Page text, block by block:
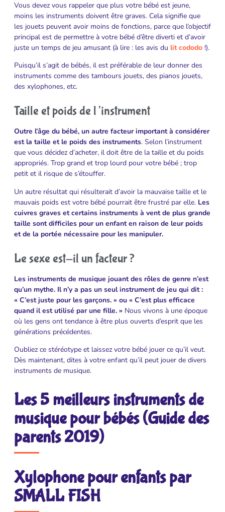
Vous devez vous rappeler que plus votre bébé est jeune,
moins les instruments doivent être graves. Cela signifie que
les jouets peuvent avoir moins de fonctions, parce que l’objectif
principal est de permettre à votre bébé d’être diverti et d’avoir
juste un temps de jeu amusant (à lire : les avis du lit cododo !).
Puisqu’il s’agit de bébés, il est préférable de leur donner des
instruments comme des tambours jouets, des pianos jouets,
des xylophones, etc.
Taille et poids de l’instrument
Outre l’âge du bébé, un autre facteur important à considérer
est la taille et le poids des instruments. Selon l’instrument
que vous décidez d’acheter, il doit être de la taille et du poids
appropriés. Trop grand et trop lourd pour votre bébé ; trop
petit et il risque de s’étouffer.
Un autre résultat qui résulterait d’avoir la mauvaise taille et le
mauvais poids est votre bébé pourrait être frustré par elle. Les
cuivres graves et certains instruments à vent de plus grande
taille sont difficiles pour un enfant en raison de leur poids
et de la portée nécessaire pour les manipuler.
Le sexe est-il un facteur ?
Les instruments de musique jouant des rôles de genre n’est
qu’un mythe. Il n’y a pas un seul instrument de jeu qui dit :
« C’est juste pour les garçons. » ou « C’est plus efficace
quand il est utilisé par une fille. » Nous vivons à une époque
où les gens ont tendance à être plus ouverts d’esprit que les
générations précédentes.
Oubliez ce stéréotype et laissez votre bébé jouer ce qu’il veut.
Dès maintenant, dites à votre enfant qu’il peut jouer de divers
instruments de musique.
Les 5 meilleurs instruments de
musique pour bébés (Guide des
parents 2019)
Xylophone pour enfants par
SMALL FISH